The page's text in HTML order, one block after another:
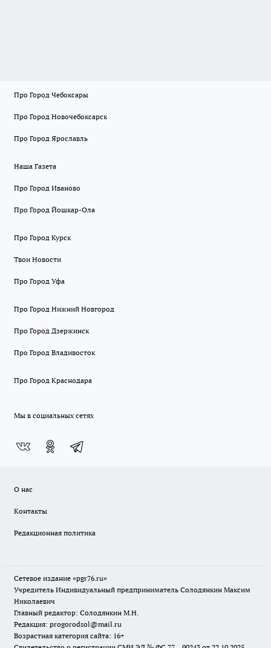
Про Город Чебоксары
Про Город Новочебоксарск
Про Город Ярославль
Наша Газета
Про Город Иваново
Про Город Йошкар-Ола
Про Город Курск
Твои Новости
Про Город Уфа
Про Город Нижний Новгород
Про Город Дзержинск
Про Город Владивосток
Про Город Краснодара
Мы в социальных сетях
О нас
Контакты
Редакционная политика
Сетевое издание «pgr76.ru»
Учредитель Индивидуальный предприниматель Солодянкин Максим
Николаевич
Главный редактор: Солодянкин М.Н.
Редакция: progorodsol@mail.ru
Возрастная категория сайта: 16+